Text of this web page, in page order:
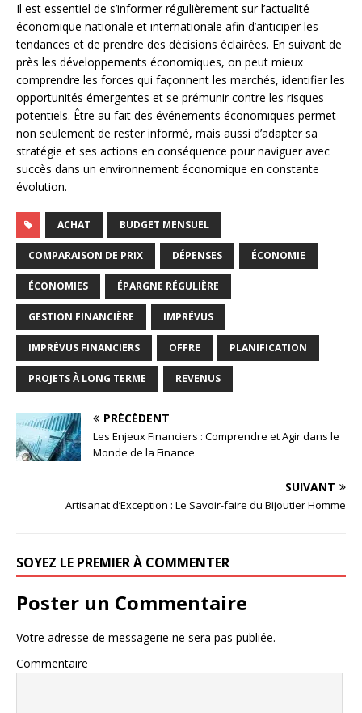
Il est essentiel de s’informer régulièrement sur l’actualité
économique nationale et internationale afin d’anticiper les
tendances et de prendre des décisions éclairées. En suivant de
près les développements économiques, on peut mieux
comprendre les forces qui façonnent les marchés, identifier les
opportunités émergentes et se prémunir contre les risques
potentiels. Être au fait des événements économiques permet
non seulement de rester informé, mais aussi d’adapter sa
stratégie et ses actions en conséquence pour naviguer avec
succès dans un environnement économique en constante
évolution.
ACHAT BUDGET MENSUEL
COMPARAISON DE PRIX DÉPENSES ÉCONOMIE
ÉCONOMIES ÉPARGNE RÉGULIÈRE
GESTION FINANCIÈRE IMPRÉVUS
IMPRÉVUS FINANCIERS OFFRE PLANIFICATION
PROJETS À LONG TERME REVENUS
PRÉCÉDENT
Les Enjeux Financiers : Comprendre et Agir dans le
Monde de la Finance
SUIVANT
Artisanat d’Exception : Le Savoir-faire du Bijoutier Homme
SOYEZ LE PREMIER À COMMENTER
Poster un Commentaire
Votre adresse de messagerie ne sera pas publiée.
Commentaire